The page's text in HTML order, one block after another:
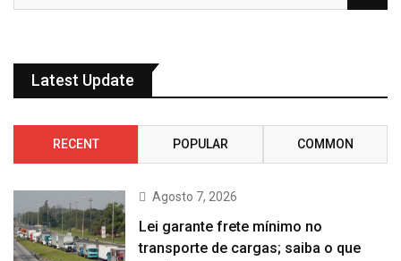
Latest Update
RECENT POPULAR COMMON
Agosto 7, 2026
Lei garante frete mínimo no
transporte de cargas; saiba o que